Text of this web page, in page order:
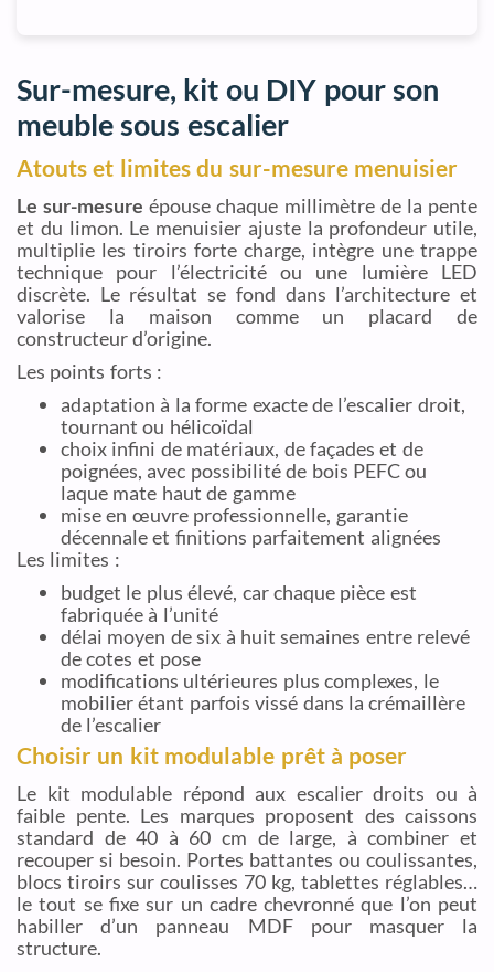
Sur-mesure, kit ou DIY pour son
meuble sous escalier
Atouts et limites du sur-mesure menuisier
Le sur-mesure épouse chaque millimètre de la pente
et du limon. Le menuisier ajuste la profondeur utile,
multiplie les tiroirs forte charge, intègre une trappe
technique pour l’électricité ou une lumière LED
discrète. Le résultat se fond dans l’architecture et
valorise la maison comme un placard de
constructeur d’origine.
Les points forts :
adaptation à la forme exacte de l’escalier droit,
tournant ou hélicoïdal
choix infini de matériaux, de façades et de
poignées, avec possibilité de bois PEFC ou
laque mate haut de gamme
mise en œuvre professionnelle, garantie
décennale et finitions parfaitement alignées
Les limites :
budget le plus élevé, car chaque pièce est
fabriquée à l’unité
délai moyen de six à huit semaines entre relevé
de cotes et pose
modifications ultérieures plus complexes, le
mobilier étant parfois vissé dans la crémaillère
de l’escalier
Choisir un kit modulable prêt à poser
Le kit modulable répond aux escalier droits ou à
faible pente. Les marques proposent des caissons
standard de 40 à 60 cm de large, à combiner et
recouper si besoin. Portes battantes ou coulissantes,
blocs tiroirs sur coulisses 70 kg, tablettes réglables…
le tout se fixe sur un cadre chevronné que l’on peut
habiller d’un panneau MDF pour masquer la
structure.